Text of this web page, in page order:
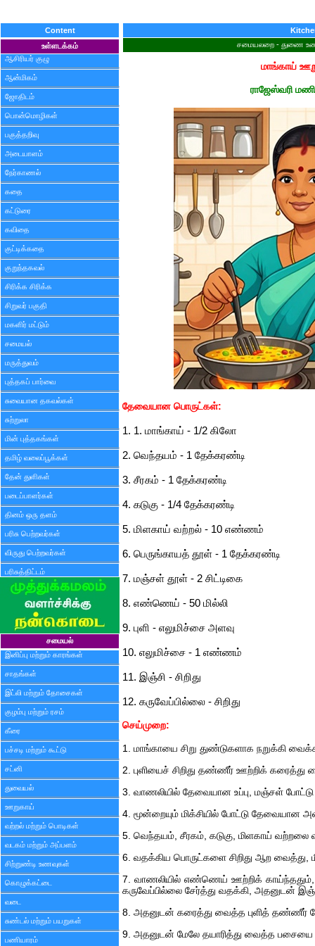
Content
உள்ளடக்கம்
ஆசிரியர் குழு
ஆன்மிகம்
ஜோதிடம்
பொன்மொழிகள்
பகுத்தறிவு
அடையாளம்
நேர்காணல்
கதை
கட்டுரை
கவிதை
குட்டிக்கதை
குறுந்தகவல்
சிரிக்க சிரிக்க
சிறுவர் பகுதி
மகளிர் மட்டும்
சமையல்
மருத்துவம்
புத்தகப் பார்வை
சுவையான தகவல்கள்
சுற்றுலா
மின் புத்தகங்கள்
தமிழ் வலைப்பூக்கள்
தேன் துளிகள்
படைப்பாளர்கள்
தினம் ஒரு தளம்
பரிசு பெற்றவர்கள்
விருது பெற்றவர்கள்
பரிசுத்திட்டம்
சமையல்
இனிப்பு மற்றும் காரங்கள்
சாதங்கள்
இட்லி மற்றும் தோசைகள்
குழம்பு மற்றும் ரசம்
கீரை
பச்சடி மற்றும் கூட்டு
சட்னி
துவையல்
ஊறுகாய்
வற்றல் மற்றும் பொடிகள்
வடகம் மற்றும் அப்பளம்
சிற்றுண்டி உணவுகள்
கொழுக்கட்டை
வடை
சுண்டல் மற்றும் பயறுகள்
பணியாரம்
சமையலறை - துணை
மாங்காய்
ராஜேஸ்வரி
தேவையான பொருட்கள்:
1. 1. மாங்காய் - 1/2 கிலோ
2. வெந்தயம் - 1 தேக்கரண்டி
3. சீரகம் - 1 தேக்கரண்டி
4. கடுகு - 1/4 தேக்கரண்டி
5. மிளகாய் வற்றல் - 10 எண்ணம்
6. பெருங்காயத் தூள் - 1 தேக்கரண்டி
7. மஞ்சள் தூள் - 2 சிட்டிகை
8. எண்ணெய் - 50 மில்லி
9. புளி - எலுமிச்சை அளவு
10. எலுமிச்சை - 1 எண்ணம்
11. இஞ்சி - சிறிது
12. கருவேப்பில்லை - சிறிது
செய்முறை:
1. மாங்காயை சிறு துண்டுகளாக நறுக்கி
2. புளியைச் சிறிது தண்ணீர் ஊற்றிக் கரைத்து
3. வாணலியில் தேவையான உப்பு, மஞ்சள்
4. மூன்றையும் மிக்சியில் போட்டு
5. வெந்தயம், சீரகம், கடுகு, மிளகாய் வற்றலை
6. வதக்கிய பொருட்களை சிறிது ஆற வைத்து,
7. வாணலியில் எண்ணெய் ஊற்றிக் காய்ந்ததும்,
கருவேப்பில்லை சேர்த்து வதக்கி, அதனுடன்
8. அதனுடன் கரைத்து வைத்த புளித் தண்ணீர்
9. அதனுடன் மேலே தயாரித்து வைத்த பசையை